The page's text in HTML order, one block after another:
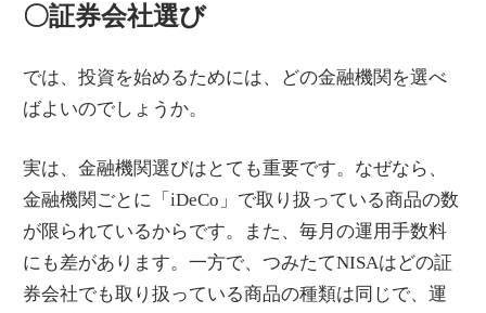
〇証券会社選び
では、投資を始めるためには、どの金融機関を選べ
ばよいのでしょうか。
実は、金融機関選びはとても重要です。なぜなら、
金融機関ごとに「iDeCo」で取り扱っている商品の数
が限られているからです。また、毎月の運用手数料
にも差があります。一方で、つみたてNISAはどの証
券会社でも取り扱っている商品の種類は同じで、運